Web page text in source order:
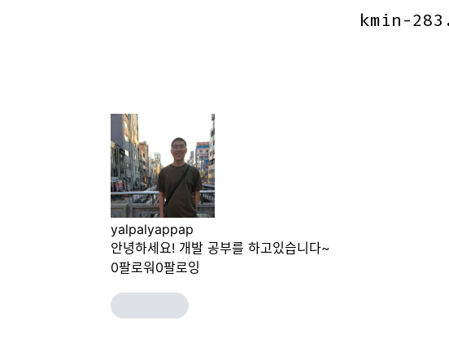
kmin-
kmin-
yalpalyappap
안녕하세요! 개발 공부를 하고있습니다~
0팔로워 0팔로잉